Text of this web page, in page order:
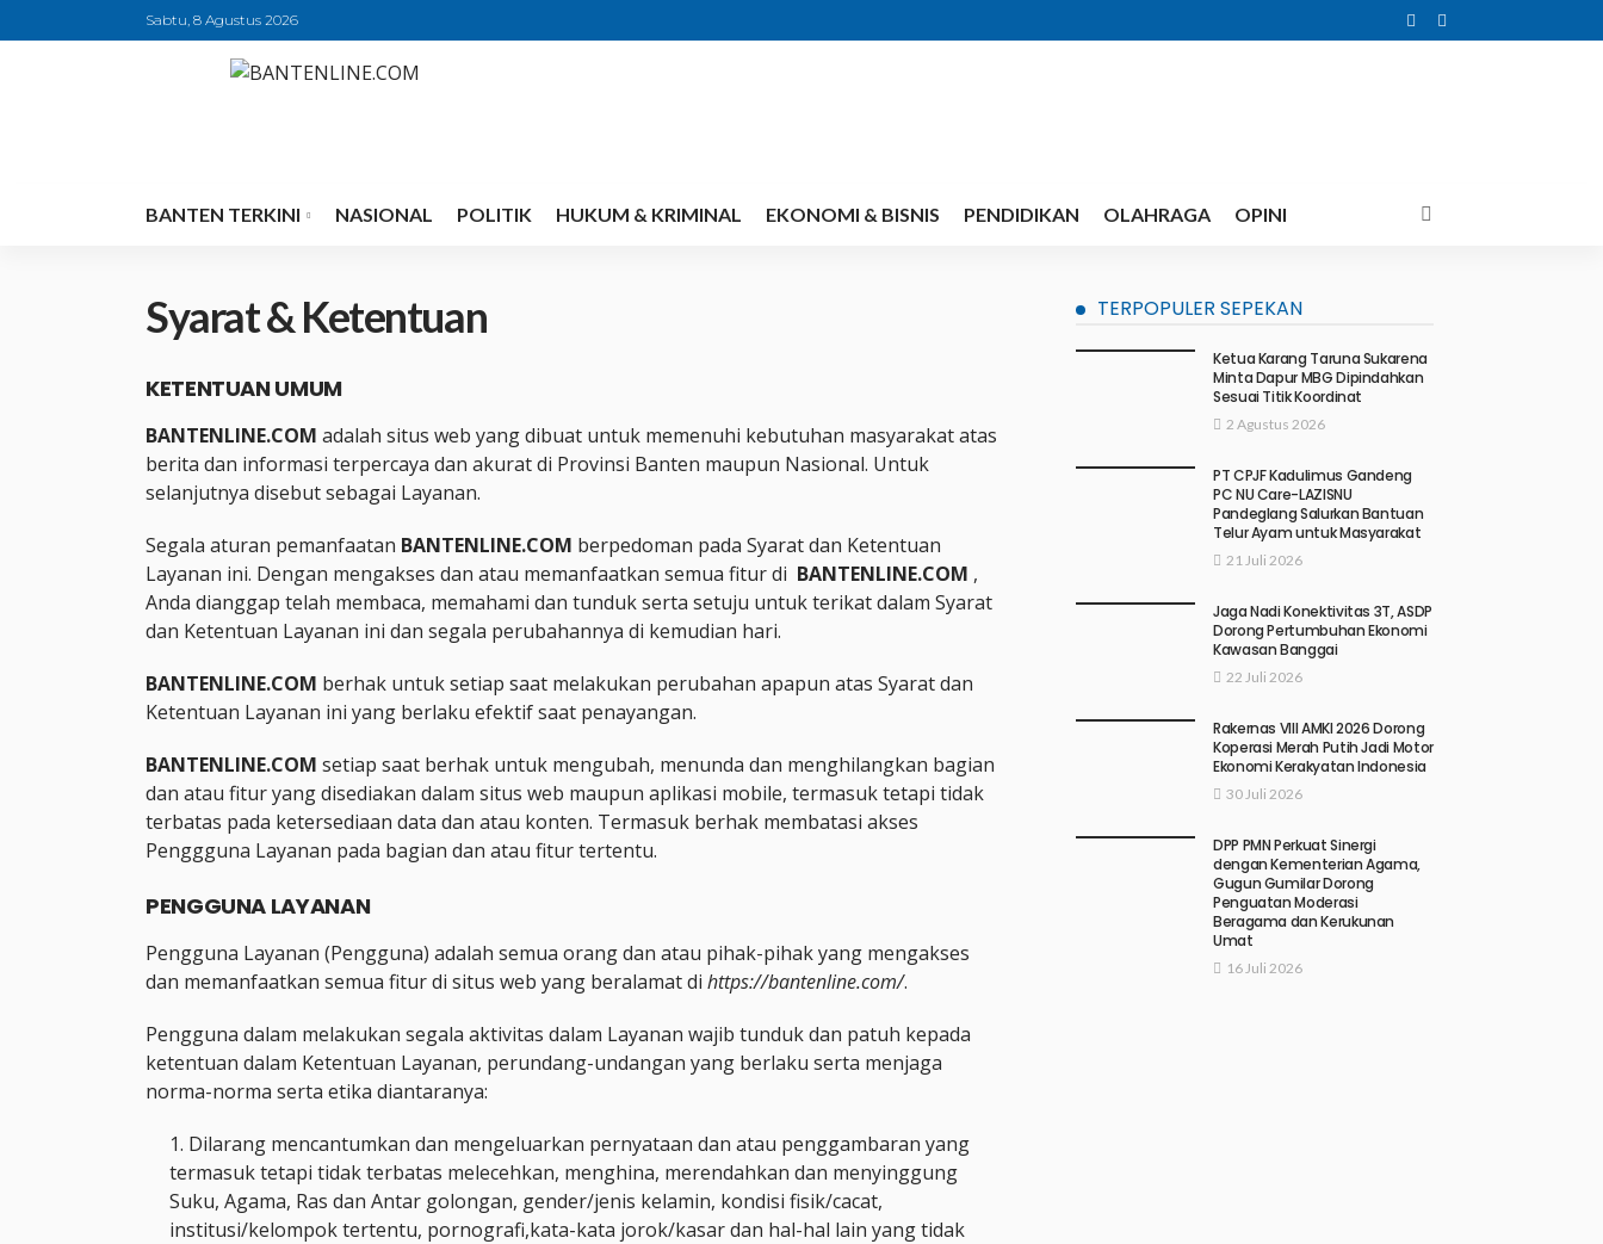
Sabtu, 8 Agustus 2026
BANTEN TERKINI NASIONAL POLITIK HUKUM & KRIMINAL EKONOMI & BISNIS PENDIDIKAN OLAHRAGA OPINI
Syarat & Ketentuan
KETENTUAN UMUM
BANTENLINE.COM adalah situs web yang dibuat untuk memenuhi kebutuhan masyarakat atas
berita dan informasi terpercaya dan akurat di Provinsi Banten maupun Nasional. Untuk
selanjutnya disebut sebagai Layanan.
Segala aturan pemanfaatan BANTENLINE.COM berpedoman pada Syarat dan Ketentuan
Layanan ini. Dengan mengakses dan atau memanfaatkan semua fitur di BANTENLINE.COM ,
Anda dianggap telah membaca, memahami dan tunduk serta setuju untuk terikat dalam Syarat
dan Ketentuan Layanan ini dan segala perubahannya di kemudian hari.
BANTENLINE.COM berhak untuk setiap saat melakukan perubahan apapun atas Syarat dan
Ketentuan Layanan ini yang berlaku efektif saat penayangan.
BANTENLINE.COM setiap saat berhak untuk mengubah, menunda dan menghilangkan bagian
dan atau fitur yang disediakan dalam situs web maupun aplikasi mobile, termasuk tetapi tidak
terbatas pada ketersediaan data dan atau konten. Termasuk berhak membatasi akses
Penggguna Layanan pada bagian dan atau fitur tertentu.
PENGGUNA LAYANAN
Pengguna Layanan (Pengguna) adalah semua orang dan atau pihak-pihak yang mengakses
dan memanfaatkan semua fitur di situs web yang beralamat di https://bantenline.com/.
Pengguna dalam melakukan segala aktivitas dalam Layanan wajib tunduk dan patuh kepada
ketentuan dalam Ketentuan Layanan, perundang-undangan yang berlaku serta menjaga
norma-norma serta etika diantaranya:
Dilarang mencantumkan dan mengeluarkan pernyataan dan atau penggambaran yang
termasuk tetapi tidak terbatas melecehkan, menghina, merendahkan dan menyinggung
Suku, Agama, Ras dan Antar golongan, gender/jenis kelamin, kondisi fisik/cacat,
institusi/kelompok tertentu, pornografi,kata-kata jorok/kasar dan hal-hal lain yang tidak
TERPOPULER SEPEKAN
Ketua Karang Taruna Sukarena
Minta Dapur MBG Dipindahkan
Sesuai Titik Koordinat
2 Agustus 2026
PT CPJF Kadulimus Gandeng
PC NU Care-LAZISNU
Pandeglang Salurkan Bantuan
Telur Ayam untuk Masyarakat
21 Juli 2026
Jaga Nadi Konektivitas 3T, ASDP
Dorong Pertumbuhan Ekonomi
Kawasan Banggai
22 Juli 2026
Rakernas VIII AMKI 2026 Dorong
Koperasi Merah Putih Jadi Motor
Ekonomi Kerakyatan Indonesia
30 Juli 2026
DPP PMN Perkuat Sinergi
dengan Kementerian Agama,
Gugun Gumilar Dorong
Penguatan Moderasi
Beragama dan Kerukunan
Umat
16 Juli 2026